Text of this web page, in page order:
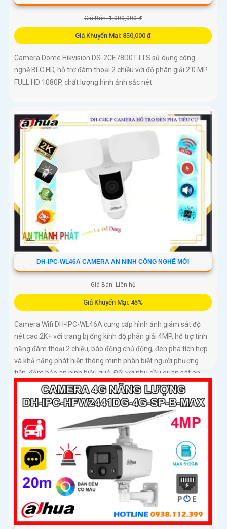
Giá Bán: 1,000,000 ₫
Giá Khuyến Mại: 850,000 ₫
Camera Dome Hikvision DS-2CE78D0T-LTS sử dụng công
nghệ BLC HD, hỗ trợ đàm thoại 2 chiều với độ phân giải 2.0 MP
FULL HD 1080P, chất lượng hình ảnh sắc nét
DH-IPC-WL46A CAMERA AN NINH CÔNG NGHỆ MỚI
Giá Bán: Liên hệ
Giá Khuyến Mại: 45%
Camera Wifi DH-IPC-WL46A cung cấp hình ảnh giám sát độ
nét cao 2K+ với trang bị ống kính độ phân giải 4MP, hỗ trợ tính
năng đàm thoại 2 chiều, báo động chủ động, đèn pha tích hợp
và khả năng phát hiện thông minh phân biệt người phương
tiện, đảm bảo an ninh hiệu quả. Đối với nhu cầu quan sát an
ninh ngoài trời thì camera Dahua DH-IPC-WL46A chính là sự
lựa chọn vô cùng phù hợpCamera an ninh không dây DH-IPC-
WL46A là lựa chọn lý tưởng để bảo vệ ngôi nhà hoặc văn
phòng của bạn